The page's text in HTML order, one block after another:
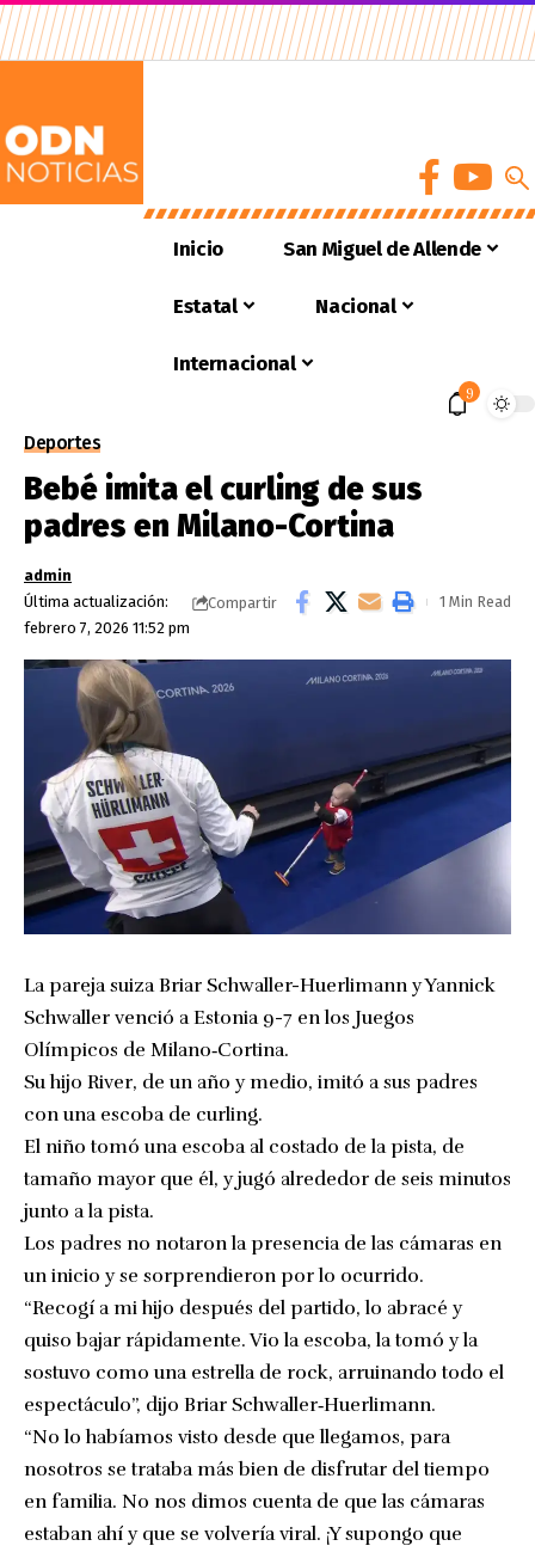
Inicio San Miguel de Allende
Estatal Nacional
Internacional
9
Deportes
Bebé imita el curling de sus
padres en Milano-Cortina
Última actualización:
febrero 7, 2026 11:52 pm
admin
Compartir
1 Min Read
La pareja suiza Briar Schwaller-Huerlimann y Yannick
Schwaller venció a Estonia 9-7 en los Juegos
Olímpicos de Milano‑Cortina.
Su hijo River, de un año y medio, imitó a sus padres
con una escoba de curling.
El niño tomó una escoba al costado de la pista, de
tamaño mayor que él, y jugó alrededor de seis minutos
junto a la pista.
Los padres no notaron la presencia de las cámaras en
un inicio y se sorprendieron por lo ocurrido.
“Recogí a mi hijo después del partido, lo abracé y
quiso bajar rápidamente. Vio la escoba, la tomó y la
sostuvo como una estrella de rock, arruinando todo el
espectáculo”, dijo Briar Schwaller‑Huerlimann.
“No lo habíamos visto desde que llegamos, para
nosotros se trataba más bien de disfrutar del tiempo
en familia. No nos dimos cuenta de que las cámaras
estaban ahí y que se volvería viral. ¡Y supongo que